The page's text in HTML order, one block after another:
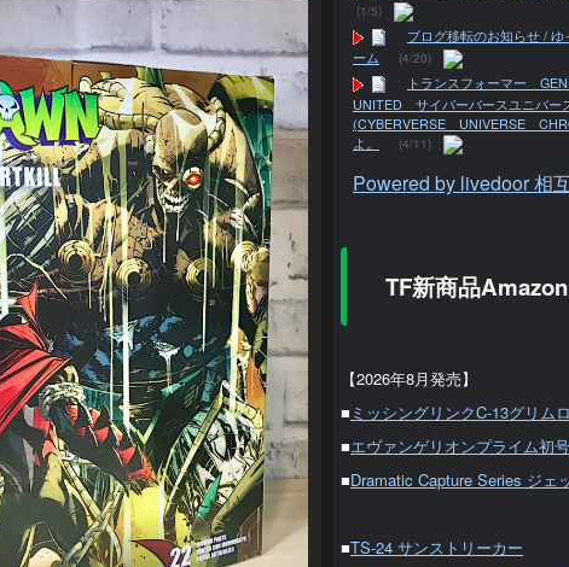
(1/5)
ブログ移転のお知らせ /
ーム
(4/20)
トランスフォーマー
UNITED サイバーバースユニバ
(CYBERVERSE UNIVERSE
よ。
(4/11)
Powered by livedoor 相
TF新商品
【2026年8月発売】
■ ミッシングリンクC-13グリム
■エヴァンゲリオンプライム初
■Dramatic Capture Series ジェ
■TS-24 サンストリーカー